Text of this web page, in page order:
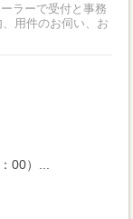
ラーで受付と事務
用件のお伺い、お
00）...